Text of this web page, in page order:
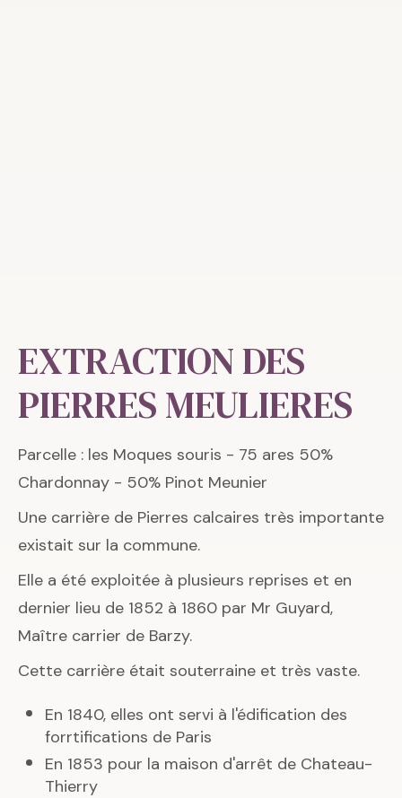
EXTRACTION DES
PIERRES MEULIERES
Parcelle : les Moques souris - 75 ares 50%
Chardonnay - 50% Pinot Meunier
Une carrière de Pierres calcaires très importante
existait sur la commune.
Elle a été exploitée à plusieurs reprises et en
dernier lieu de 1852 à 1860 par Mr Guyard,
Maître carrier de Barzy.
Cette carrière était souterraine et très vaste.
En 1840, elles ont servi à l'édification des
forrtifications de Paris
En 1853 pour la maison d'arrêt de Chateau-
Thierry